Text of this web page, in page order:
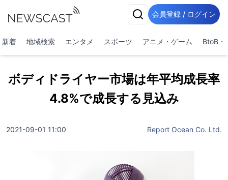
会員登録 / ログイン
新着 地域検索 エンタメ スポーツ アニメ・ゲーム BtoB・
ボディドライヤー市場は年平均成長率
4.8%で成長する見込み
2021-09-01 11:00 Report Ocean Co. Ltd.